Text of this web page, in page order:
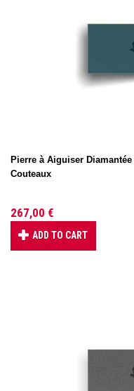
Pierre à Aiguiser
Couteaux
267,00 €
ADD TO CART